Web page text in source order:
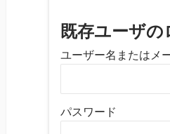
既存ユーザの
ユーザー名またはメ
パスワード